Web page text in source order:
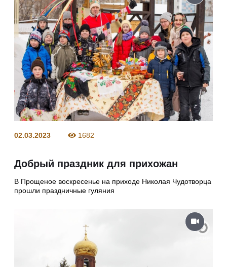
02.03.2023 1682
Добрый праздник для прихожан
В Прощеное воскресенье на приходе Николая Чудотворца
прошли праздничные гуляния